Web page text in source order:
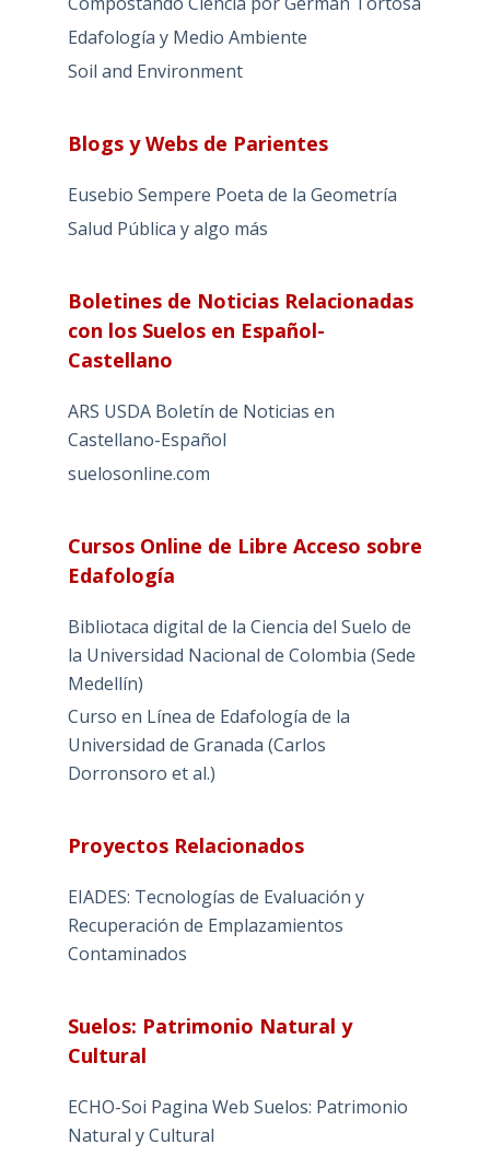
Edafología y Medio Ambiente
Soil and Environment
Blogs y Webs de Parientes
Eusebio Sempere Poeta de la Geometría
Salud Pública y algo más
Boletines de Noticias Relacionadas
con los Suelos en Español-
Castellano
ARS USDA Boletín de Noticias en
Castellano-Español
suelosonline.com
Cursos Online de Libre Acceso sobre
Edafología
Bibliotaca digital de la Ciencia del Suelo de
la Universidad Nacional de Colombia (Sede
Medellín)
Curso en Línea de Edafología de la
Universidad de Granada (Carlos
Dorronsoro et al.)
Proyectos Relacionados
EIADES: Tecnologías de Evaluación y
Recuperación de Emplazamientos
Contaminados
Suelos: Patrimonio Natural y
Cultural
ECHO-Soi Pagina Web Suelos: Patrimonio
Natural y Cultural